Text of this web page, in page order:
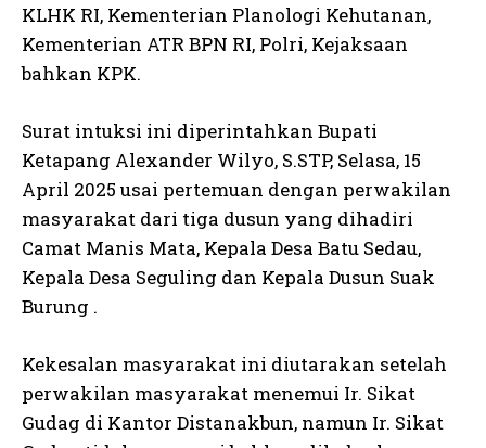
KLHK RI, Kementerian Planologi Kehutanan,
Kementerian ATR BPN RI, Polri, Kejaksaan
bahkan KPK.
Surat intuksi ini diperintahkan Bupati
Ketapang Alexander Wilyo, S.STP, Selasa, 15
April 2025 usai pertemuan dengan perwakilan
masyarakat dari tiga dusun yang dihadiri
Camat Manis Mata, Kepala Desa Batu Sedau,
Kepala Desa Seguling dan Kepala Dusun Suak
Burung .
Kekesalan masyarakat ini diutarakan setelah
perwakilan masyarakat menemui Ir. Sikat
Gudag di Kantor Distanakbun, namun Ir. Sikat